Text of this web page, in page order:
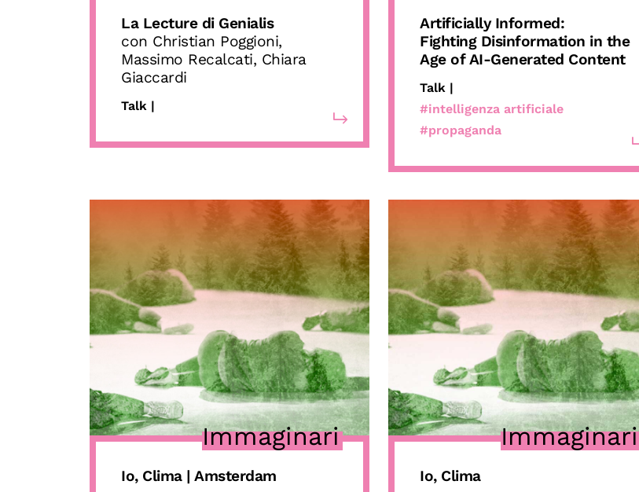
La Lecture di Genialis
con Christian Poggioni,
Massimo Recalcati, Chiara
Giaccardi
Talk |
Artificially Informed:
Fighting Disinformation in the
Age of AI-Generated Content
Talk |
#intelligenza artificiale
#propaganda
Immaginari
Io, Clima | Amsterdam
Immaginari
Io, Clima